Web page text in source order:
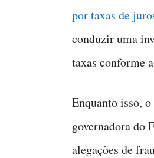
por taxas de
conduzir uma
taxas conforme
Enquanto isso,
governadora do
alegações de